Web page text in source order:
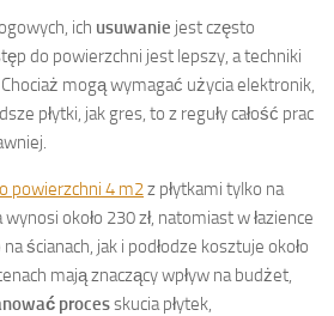
ich usuwanie jest często
do powierzchni jest lepszy, a techniki
mogą wymagać użycia elektronik,
płytki, jak gres, to z reguły całość prac
powierzchni 4 m2 z płytkami tylko na
około 230 zł, natomiast w łazience
ścianach, jak i podłodze kosztuje około
mają znaczący wpływ na budżet,
processkucia płytek,